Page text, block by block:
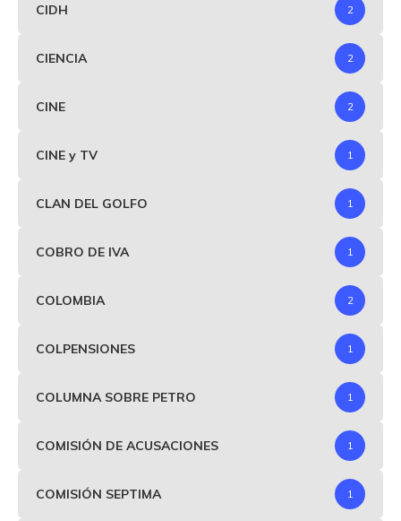
CIDH 2
CIENCIA 2
CINE 2
CINE y TV 1
CLAN DEL GOLFO 1
COBRO DE IVA 1
COLOMBIA 2
COLPENSIONES 1
COLUMNA SOBRE PETRO 1
COMISIÓN DE ACUSACIONES 1
COMISIÓN SEPTIMA 1